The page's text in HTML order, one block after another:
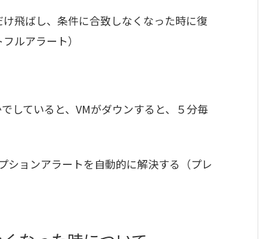
飛ばし、条件に合致しなくなった時に復
ルアラート）
していると、VMがダウンすると、５分毎
ョンアラートを自動的に解決する（プレ